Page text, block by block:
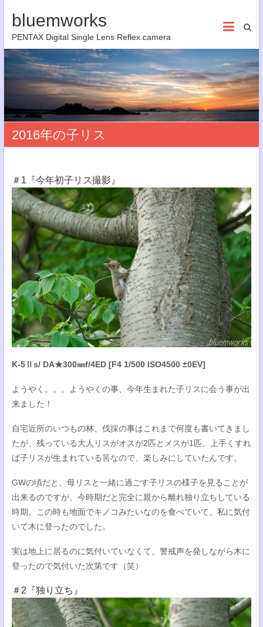
bluemworks
PENTAX Digital Single Lens Reflex camera
2016年の子リス
＃1『今年初子リス撮影』
K-5Ⅱs/ DA★300㎜f/4ED [F4 1/500 ISO4500 ±0EV]
ようやく。。。ようやくの事、今年生まれた子リスに会う事が出
来ました！
自宅近所のいつもの林、伐採の事はこれまで何度も書いてきまし
たが、残っている大人リスがオスが2匹とメスが1匹。上手くすれ
ば子リスが生まれている筈なので、楽しみにしていたんです。
GWの頃だと、母リスと一緒に過ごす子リスの様子を見ることが
出来るのですが、今時期だと完全に親から離れ独り立ちしている
時期。この時も地面でキノコみたいなのを食べていて、私に気付
いて木に登ったのでした。
実は地上に居るのに気付いていなくて、警戒声を発しながら木に
登ったので気付いた次第です（笑）
＃2『独り立ち』